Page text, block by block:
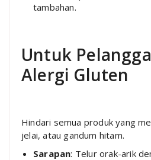
tambahan.
Untuk
Alergi Gluten
Hindari semua produk yang
jelai, atau gandum hitam.
Sarapan: Telur orak-arik